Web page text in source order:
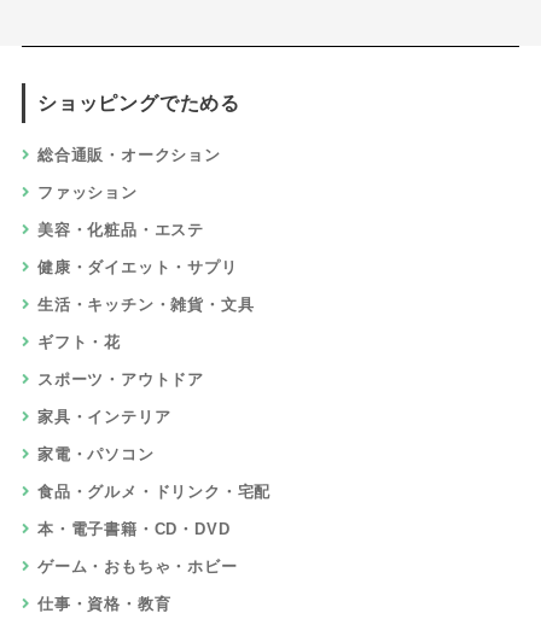
ショッピングでためる
総合通販・オークション
ファッション
美容・化粧品・エステ
健康・ダイエット・サプリ
生活・キッチン・雑貨・文具
ギフト・花
スポーツ・アウトドア
家具・インテリア
家電・パソコン
食品・グルメ・ドリンク・宅配
本・電子書籍・CD・DVD
ゲーム・おもちゃ・ホビー
仕事・資格・教育